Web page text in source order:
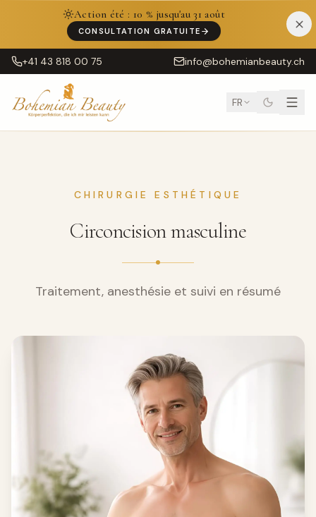
Action été : 10 % jusqu'au 31 août
CONSULTATION GRATUITE
+41 43 818 00 75 info@bohemianbeauty.ch
FR
CHIRURGIE ESTHÉTIQUE
Circoncision masculine
Traitement, anesthésie et suivi en résumé